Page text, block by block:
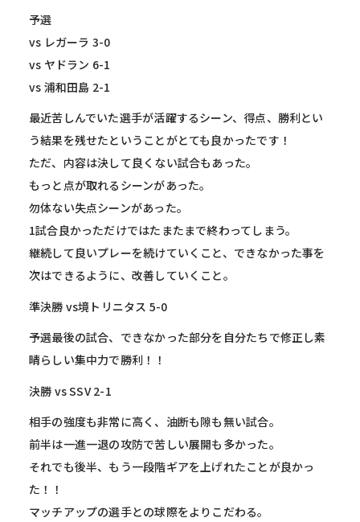
予選
vs レガーラ 3-0
vs ヤドラン 6-1
vs 浦和田島 2-1
最近苦しんでいた選手が活躍するシーン、得点、勝利とい
う結果を残せたということがとても良かったです！
ただ、内容は決して良くない試合もあった。
もっと点が取れるシーンがあった。
勿体ない失点シーンがあった。
1試合良かっただけではたまたまで終わってしまう。
継続して良いプレーを続けていくこと、できなかった事を
次はできるように、改善していくこと。
準決勝 vs境トリニタス 5-0
予選最後の試合、できなかった部分を自分たちで修正し素
晴らしい集中力で勝利！！
決勝 vs SSV 2-1
相手の強度も非常に高く、油断も隙も無い試合。
前半は一進一退の攻防で苦しい展開も多かった。
それでも後半、もう一段階ギアを上げれたことが良かっ
た！！
マッチアップの選手との球際をよりこだわる。